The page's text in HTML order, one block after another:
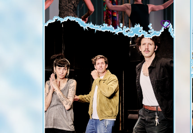
NICOLAS BARRY ET L'ÉQUIPE DE
"LA DEMANDE D'ASILE"
Un dimanche de fête à l'Ariana